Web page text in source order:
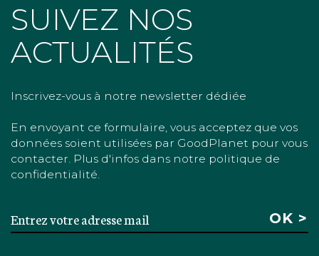
SUIVEZ NOS
ACTUALITÉS
Inscrivez-vous à notre newsletter dédiée
En envoyant ce formulaire, vous acceptez que vos
données soient utilisées par GoodPlanet pour vous
contacter. Plus d'infos dans notre politique de
confidentialité.